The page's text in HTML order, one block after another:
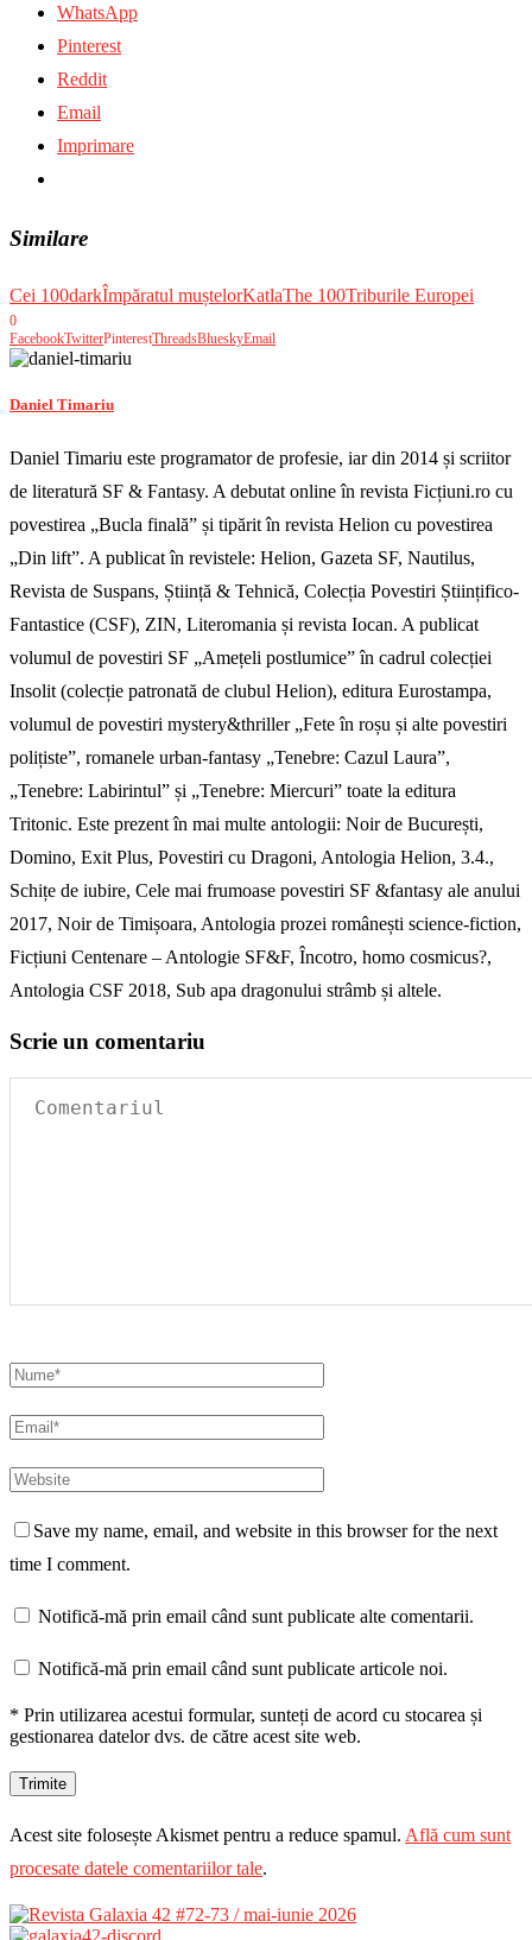
WhatsApp
Pinterest
Reddit
Email
Imprimare
Similare
Cei 100darkÎmpăratul muștelorKatlaThe 100Triburile Europei
0
FacebookTwitterPinterestThreadsBlueskyEmail
Daniel Timariu
Daniel Timariu este programator de profesie, iar din 2014 și scriitor
de literatură SF & Fantasy. A debutat online în revista Ficțiuni.ro cu
povestirea „Bucla finală” și tipărit în revista Helion cu povestirea
„Din lift”. A publicat în revistele: Helion, Gazeta SF, Nautilus,
Revista de Suspans, Știință & Tehnică, Colecția Povestiri Științifico-
Fantastice (CSF), ZIN, Literomania și revista Iocan. A publicat
volumul de povestiri SF „Amețeli postlumice” în cadrul colecției
Insolit (colecție patronată de clubul Helion), editura Eurostampa,
volumul de povestiri mystery&thriller „Fete în roșu și alte povestiri
polițiste”, romanele urban-fantasy „Tenebre: Cazul Laura”,
„Tenebre: Labirintul” și „Tenebre: Miercuri” toate la editura
Tritonic. Este prezent în mai multe antologii: Noir de București,
Domino, Exit Plus, Povestiri cu Dragoni, Antologia Helion, 3.4.,
Schițe de iubire, Cele mai frumoase povestiri SF &fantasy ale anului
2017, Noir de Timișoara, Antologia prozei românești science-fiction,
Ficțiuni Centenare – Antologie SF&F, Încotro, homo cosmicus?,
Antologia CSF 2018, Sub apa dragonului strâmb și altele.
Scrie un comentariu
Save my name, email, and website in this browser for the next
time I comment.
Notifică-mă prin email când sunt publicate alte comentarii.
Notifică-mă prin email când sunt publicate articole noi.
* Prin utilizarea acestui formular, sunteți de acord cu stocarea și
gestionarea datelor dvs. de către acest site web.
Acest site folosește Akismet pentru a reduce spamul. Află cum sunt
procesate datele comentariilor tale.